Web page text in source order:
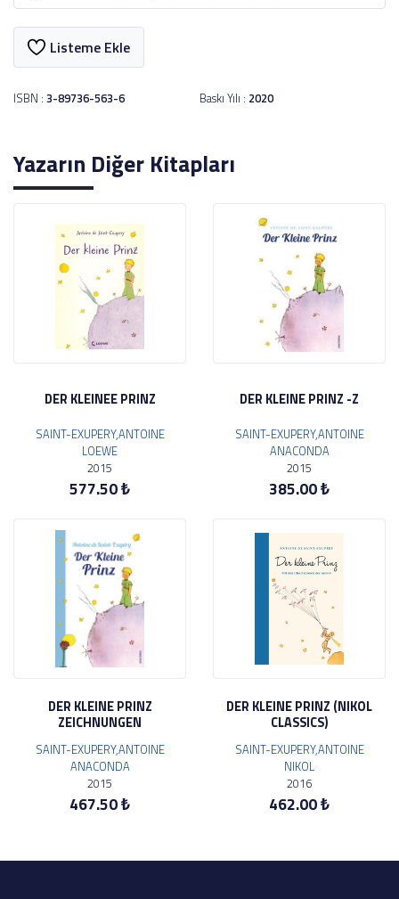
Listeme Ekle
ISBN : 3-89736-563-6 Baskı Yılı : 2020
Yazarın Diğer Kitapları
DER KLEINEE PRINZ
SAINT-EXUPERY,ANTOINE
LOEWE
2015
577.50 ₺
DER KLEINE PRINZ -Z
SAINT-EXUPERY,ANTOINE
ANACONDA
2015
385.00 ₺
DER KLEINE PRINZ
ZEICHNUNGEN
SAINT-EXUPERY,ANTOINE
ANACONDA
2015
467.50 ₺
DER KLEINE PRINZ (NIKOL
CLASSICS)
SAINT-EXUPERY,ANTOINE
NIKOL
2016
462.00 ₺